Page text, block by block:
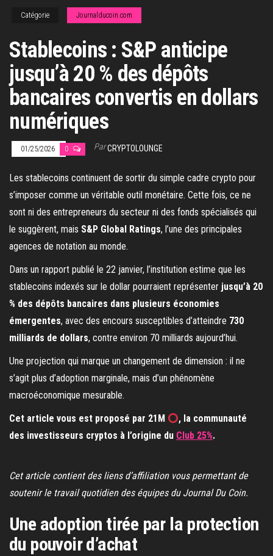
Catégorie Journalducoin.com
Stablecoins : S&P anticipe
jusqu’à 20 % des dépôts
bancaires convertis en dollars
numériques
01/25/2026 0 ParCRYPTOLOUNGE
Les stablecoins continuent de sortir du simple cadre crypto pour
s’imposer comme un véritable outil monétaire. Cette fois, ce ne
sont ni des entrepreneurs du secteur ni des fonds spécialisés qui
le suggèrent, mais S&P Global Ratings, l’une des principales
agences de notation au monde.
Dans un rapport publié le 22 janvier, l’institution estime que les
stablecoins indexés sur le dollar pourraient représenter jusqu’à 20
% des dépôts bancaires dans plusieurs économies
émergentes, avec des encours susceptibles d’atteindre 730
milliards de dollars, contre environ 70 milliards aujourd’hui.
Une projection qui marque un changement de dimension : il ne
s’agit plus d’adoption marginale, mais d’un phénomène
macroéconomique mesurable.
Cet article vous est proposé par 21M
, la communauté
des investisseurs cryptos à l’origine du Club 25%.
Cet article contient des liens d’affiliation vous permettant de
soutenir le travail quotidien des équipes du Journal Du Coin.
Une adoption tirée par la protection
du pouvoir d’achat